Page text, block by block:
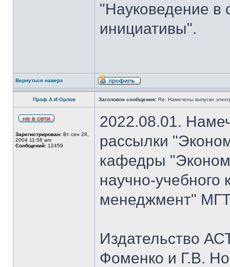
"Науковедение в
инициативы".
Вернуться наверх
Проф.А.И.Орлов Заголовок сообщения: Re: Намечены выпуски
Зарегистрирован: Вт сен 28,
2004 11:58 am
Сообщений: 12459
2022.08.01.
рассылки
кафедры
научно-
менеджмент"
Издательство
Фоменко и Г.В.